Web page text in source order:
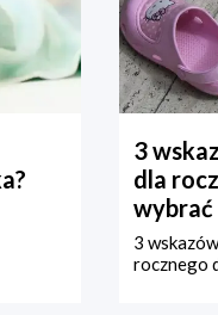
3
dla
wybrać
3
rocznego